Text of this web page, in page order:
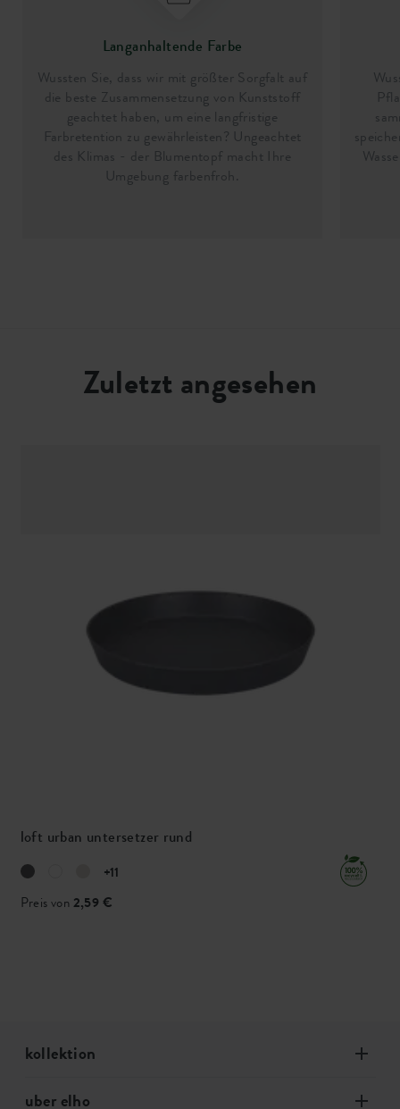
Langanhaltende Farbe
Wussten Sie, dass wir mit größter Sorgfalt auf
die beste Zusammensetzung von Kunststoff
geachtet haben, um eine langfristige
Farbretention zu gewährleisten? Ungeachtet
des Klimas - der Blumentopf macht Ihre
Umgebung farbenfroh.
Zuletzt angesehen
loft urban untersetzer rund
+11
Preis von 2,59 €
kollektion
uber elho